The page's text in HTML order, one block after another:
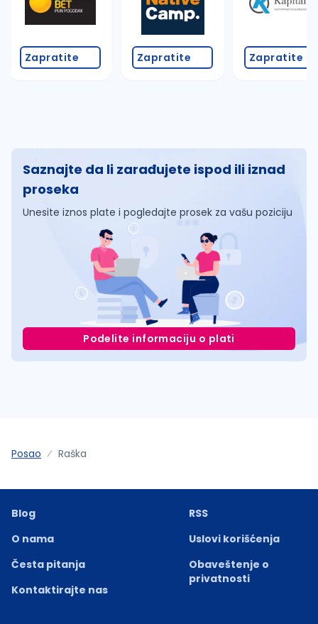
Zapratite Zapratite Zapratite
Saznajte da li zarađujete ispod ili iznad
proseka
Unesite iznos plate i pogledajte prosek za vašu poziciju
Podelite informaciju o plati
Posao Raška
Blog
O nama
Česta pitanja
Kontaktirajte nas
RSS
Uslovi korišćenja
Obaveštenje o
privatnosti